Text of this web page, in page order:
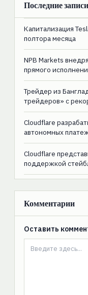
Последние записи
Капитализация
полтора месяца
NPB Markets
прямого
Трейдер из
трейдеров» с
Cloudflare
автономных
Cloudflare
поддержкой
Комментарии
Оставить